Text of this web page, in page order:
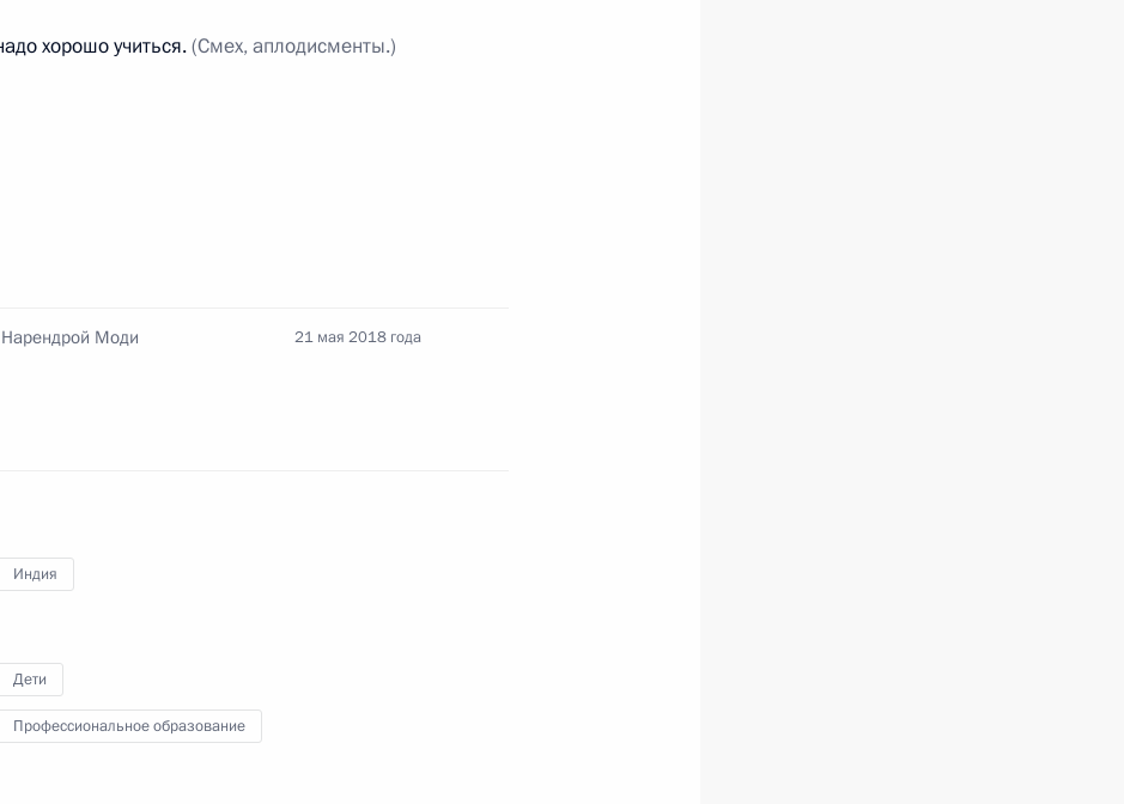
с Премьер-министром Индии
министром Индии Нарендрой
БРИКС
хорошо учиться.(Смех, аплодисменты.)
Моди 21 мая 2018 года
Индия
Дети
Профессиональное образование